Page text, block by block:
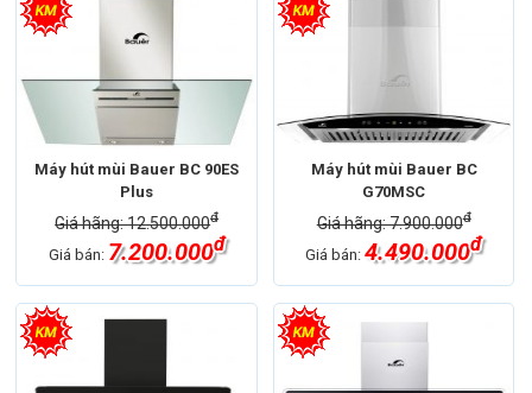
Máy hút mùi Bauer BC 90ES
Plus
Giá hãng: 12.500.000đ
Giá bán: 7.200.000đ
Máy hút mùi Bauer BC
G70MSC
Giá hãng: 7.900.000đ
Giá bán:4.490.000đ